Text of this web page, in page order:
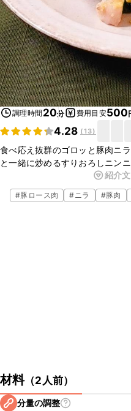
調理時間 20分 費用目安500
4.28 (13)
食べ応え抜群のゴロッと豚肉ニ
と一緒に炒めるすりおろしニン
酒やごはんが進む一品となって
で、ぜひ作ってみてくださいね。
紹介
#豚ロース肉 #ニラ #豚肉
材料（2人前）
分量の調整